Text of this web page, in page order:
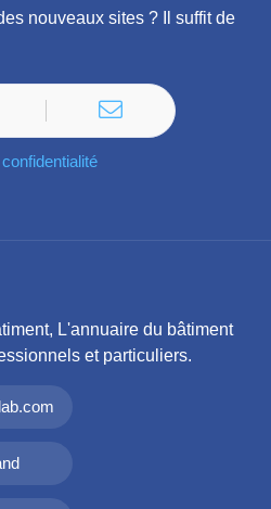
nouveaux sites ? Il suffit de
L'annuaire du bâtiment
et particuliers.